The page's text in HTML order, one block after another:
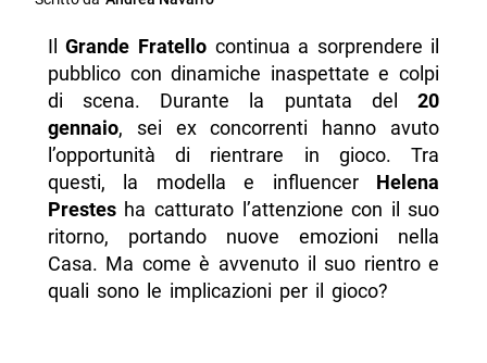
IlGrande Fratellocontinua a sorprendere il
pubblico con dinamiche inaspettate e colpi
di scena. Durante la puntata del20
gennaio, sei ex concorrenti hanno avuto
l’opportunità di rientrare in gioco. Tra
questi, la modella e influencer Helena
Prestesha catturato l’attenzione con il suo
ritorno, portando nuove emozioni nella
Casa. Ma come è avvenuto il suo rientro e
quali sono le implicazioni per il gioco?